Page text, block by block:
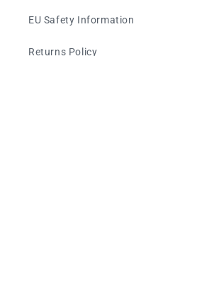
EU Safety Information
Returns Policy